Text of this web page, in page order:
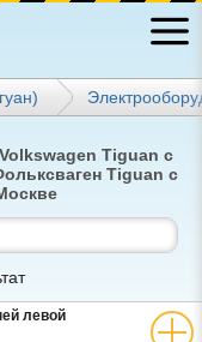
Tiguan с
Tiguan с
левой